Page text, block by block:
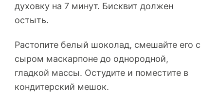
духовку на 7 минут. Бисквит должен
остыть.
Растопите белый шоколад, смешайте его с
сыром маскарпоне до однородной,
гладкой массы. Остудите и поместите в
кондитерский мешок.